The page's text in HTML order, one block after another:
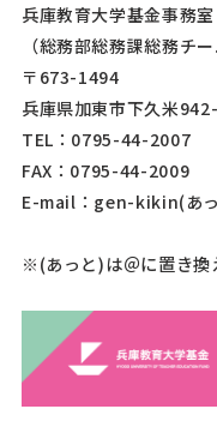
兵庫教育大学基金事務室
（総務部総務課総務チー
〒673-1494
兵庫県加東市下久米
TEL：0795-44-2007
FAX：0795-44-2009
E-mail：gen-kikin(あ
※(あっと)は＠に置き換